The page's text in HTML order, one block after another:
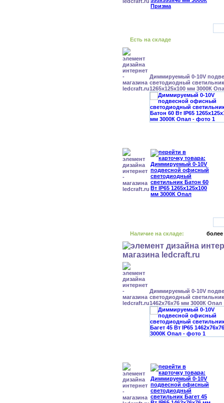
Есть на складе
Диммируемый 0-10V
светодиодный
1265x125x100 мм 3000К
Наличие на складе: более
Диммируемый 0-10V
светодиодный светильник
1462x76x76 мм 3000К Опал